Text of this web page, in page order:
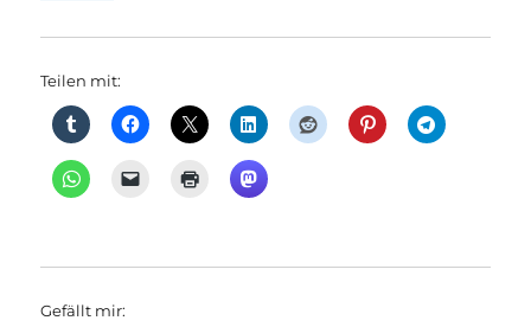
Teilen mit:
Gefällt mir: